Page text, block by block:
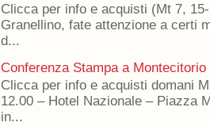
Clicca per info e acquisti (Mt 7,
Granellino, fate attenzione a certi
d...
Conferenza Stampa a Montecitorio
Clicca per info e acquisti domani
12.00 – Hotel Nazionale – Piazza
in...